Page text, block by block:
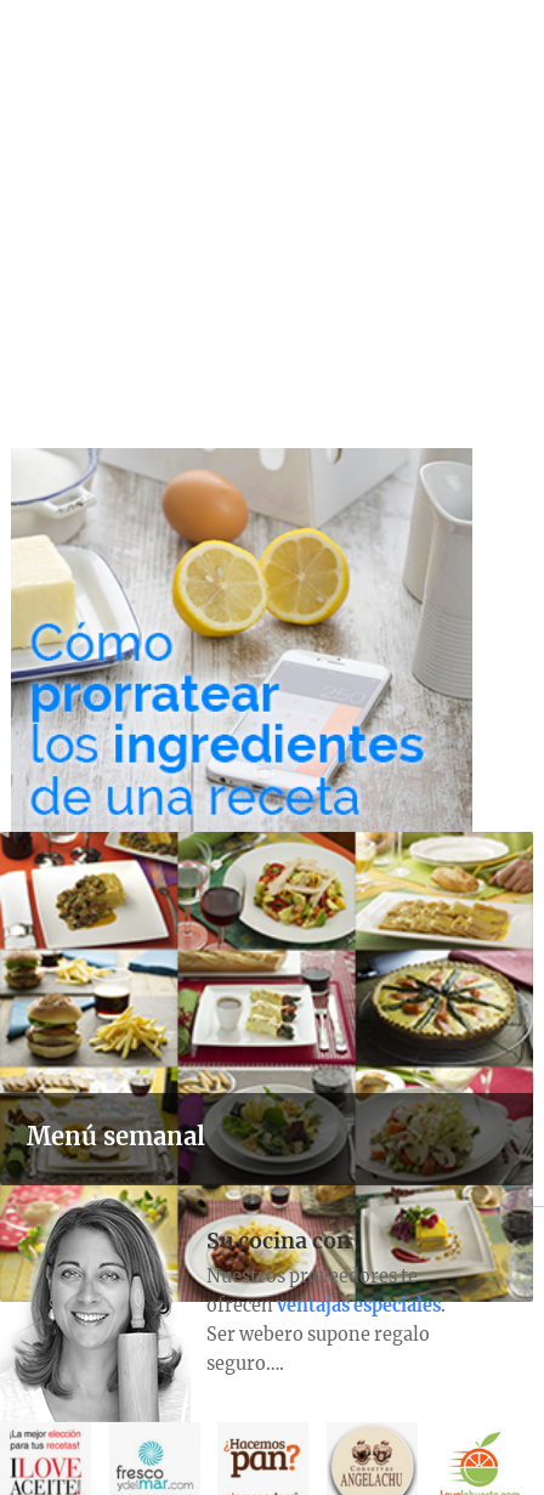
Menú semanal
Su cocina con
Nuestros proveedores te
ofrecenventajas especiales.
Ser webero supone regalo
seguro….